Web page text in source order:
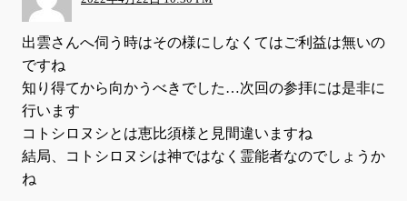
出雲さんへ伺う時はその様にしなくてはご利益は無いの
ですね
知り得てから向かうべきでした…次回の参拝には是非に
行います
コトシロヌシとは恵比須様と見間違いますね
結局、コトシロヌシは神ではなく霊能者なのでしょうか
ね